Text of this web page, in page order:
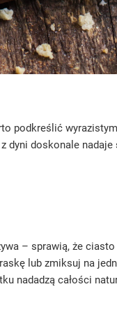
podkreślić
dyni doskonale
– sprawią, że
lub zmiksuj na
nadadzą całości